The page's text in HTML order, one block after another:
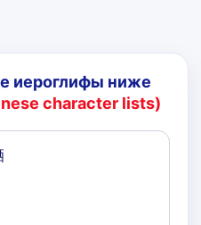
иероглифы ниже
character lists)